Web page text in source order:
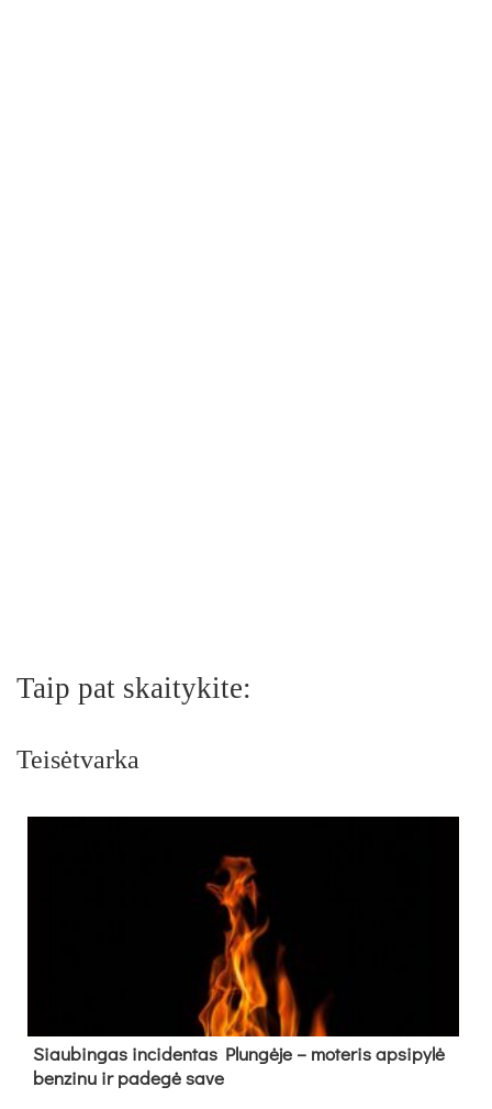
Taip pat skaitykite:
Teisėtvarka
Siau­bin­gas in­ci­den­tas Plun­gė­je – mo­te­ris ap­si­py­lė
ben­zi­nu ir pa­de­gė sa­ve